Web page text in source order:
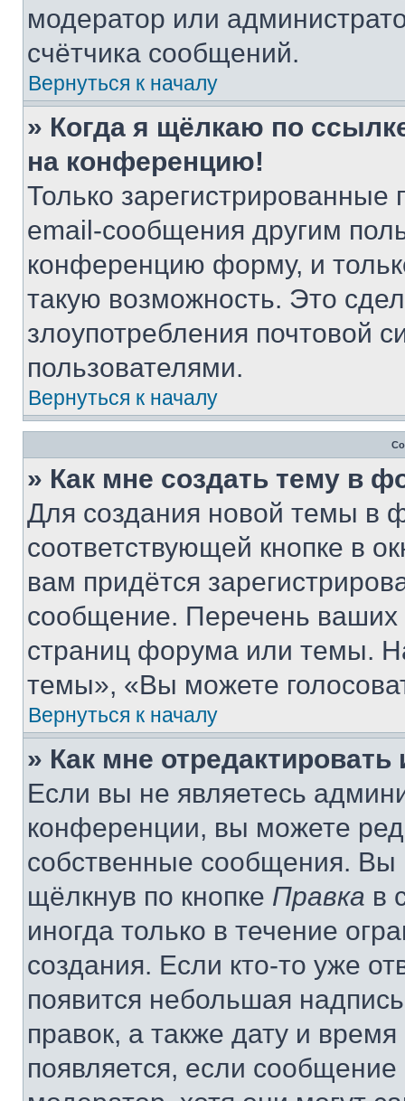
модератор или
счётчика сообщений.
Вернуться к началу
» Когда я щёлкаю по
на конференцию!
Только зарегистрированные
email-сообщения другим
конференцию форму, и
такую возможность. Это
злоупотребления почтовой
пользователями.
Вернуться к началу
» Как мне создать тему в
Для создания новой темы в
соответствующей кнопке в
вам придётся
сообщение. Перечень ваших
страниц форума или темы.
темы», «Вы можете
Вернуться к началу
» Как мне
Если вы не являетесь
конференции, вы можете
собственные сообщения. Вы
щёлкнув по кнопке Правка в
иногда только в течение
создания. Если кто-то уже
появится небольшая
правок, а также дату и
появляется, если